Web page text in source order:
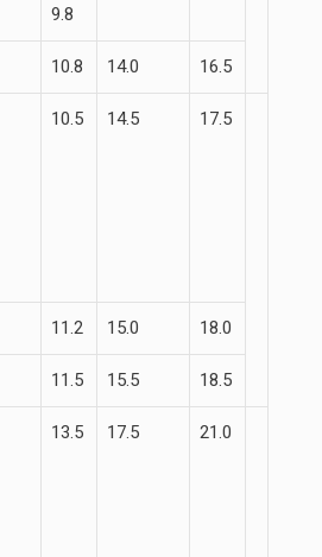
9.8
10.8 14.0 16.5
10.5 14.5 17.5
11.2 15.0 18.0
11.5 15.5 18.5
13.5 17.5 21.0